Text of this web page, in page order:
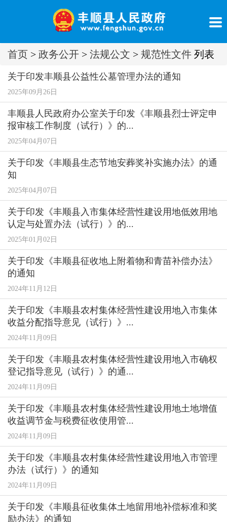
首页 > 政务公开 > 法规公文 > 规范性文件 列表
关于印发丰顺县公益性公墓管理办法的通知
2025年09月26日
丰顺县人民政府办公室关于印发《丰顺县烈士评定申
报审核工作制度（试行）》的...
2025年04月07日
关于印发《丰顺县生态节地安葬奖补实施办法》的通
知
2025年04月07日
关于印发《丰顺县入市集体经营性建设用地低效用地
认定与处置办法（试行）》的...
2025年01月02日
关于印发《丰顺县征收地上附着物和青苗补偿办法》
的通知
2024年11月12日
关于印发《丰顺县农村集体经营性建设用地入市集体
收益分配指导意见（试行）》...
2024年11月09日
关于印发《丰顺县农村集体经营性建设用地入市确权
登记指导意见（试行）》的通...
2024年11月09日
关于印发《丰顺县农村集体经营性建设用地土地增值
收益调节金与税费征收使用管...
2024年11月09日
关于印发《丰顺县农村集体经营性建设用地入市管理
办法（试行）》的通知
2024年11月09日
关于印发《丰顺县征收集体土地留用地补偿标准和奖
励办法》的通知